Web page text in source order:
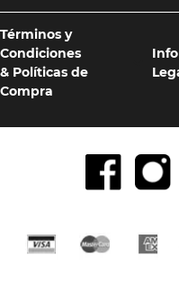
Términos y
Condiciones
& Políticas de
Compra
Formas de pago y